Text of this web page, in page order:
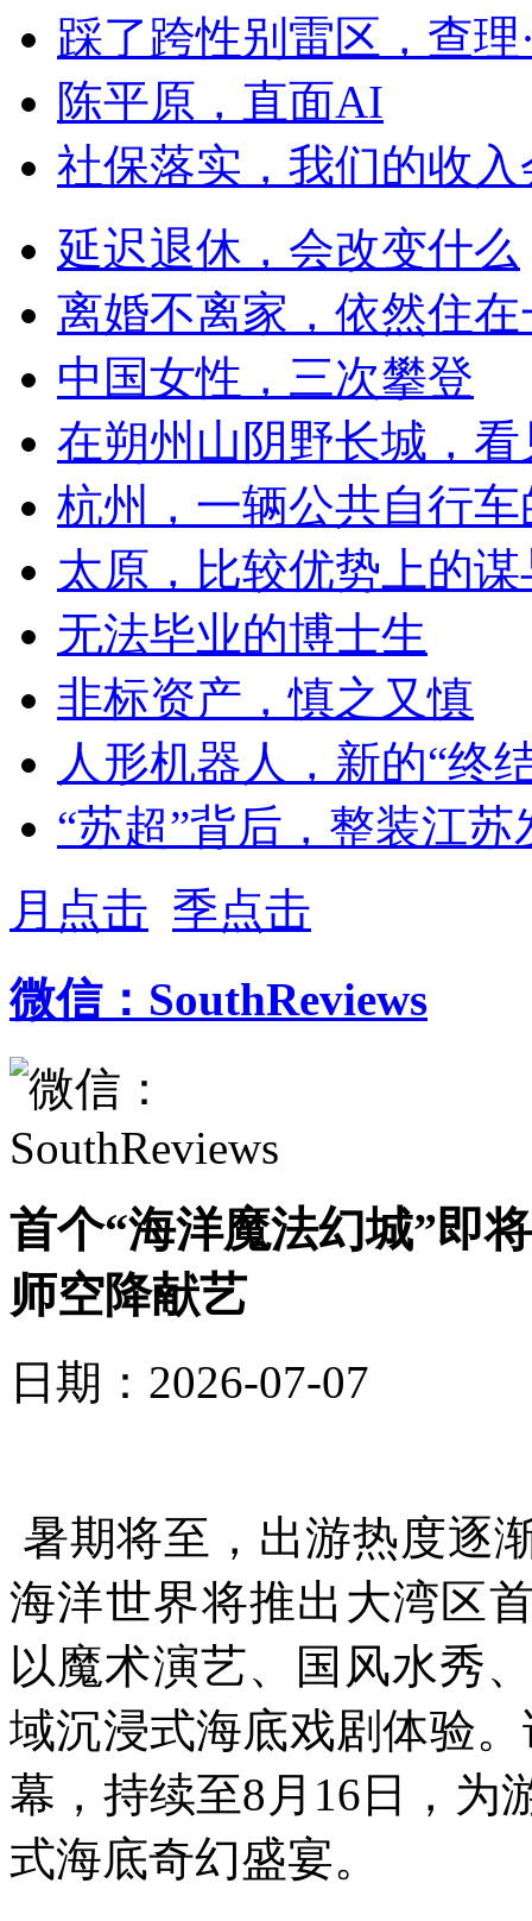
踩了跨性别雷区，查理
陈平原，直面AI
社保落实，我们的收
延迟退休，会改变什么
离婚不离家，依然住
中国女性，三次攀登
在朔州山阴野长城，
杭州，一辆公共自行
太原，比较优势上的谋
无法毕业的博士生
非标资产，慎之又慎
人形机器人，新的“终
“苏超”背后，整装江苏
月点击 季点击
微信：SouthReviews
首个“海洋魔法幻城”即
师空降献艺
日期：2026-07-07
暑期将至，出游热度逐
海洋世界将推出大湾区
以魔术演艺、国风水秀
域沉浸式海底戏剧体验
幕，持续至8月16日，为
式海底奇幻盛宴。